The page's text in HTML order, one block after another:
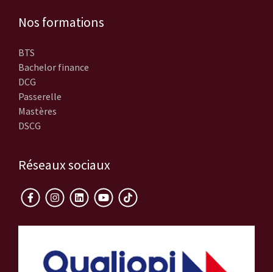
Nos formations
BTS
Bachelor finance
DCG
Passerelle
Mastères
DSCG
Réseaux sociaux